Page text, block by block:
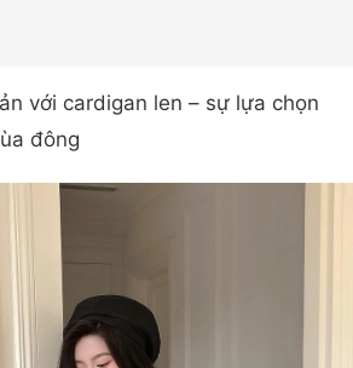
với cardigan len – sự lựa chọn
đông